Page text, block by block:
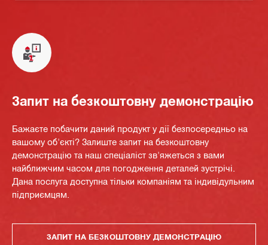
Запит на безкоштовну демонстрацію
Бажаєте побачити даний продукт у дії безпосередньо на
вашому об'єкті? Залиште запит на безкоштовну
демонстрацію та наш спеціаліст зв'яжеться з вами
найближчим часом для погодження деталей зустрічі.
Дана послуга доступна тільки компаніям та індивідульним
підприємцям.
ЗАПИТ НА БЕЗКОШТОВНУ ДЕМОНСТРАЦІЮ